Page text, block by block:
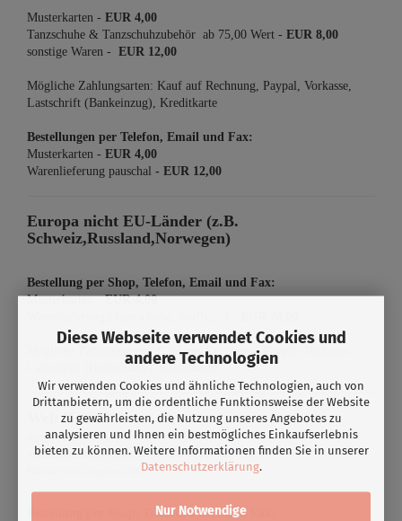
Diese Webseite verwendet Cookies und
andere Technologien
Wir verwenden Cookies und ähnliche Technologien, auch von
Drittanbietern, um die ordentliche Funktionsweise der Website
zu gewährleisten, die Nutzung unseres Angebotes zu
analysieren und Ihnen ein bestmögliches Einkaufserlebnis
bieten zu können. Weitere Informationen finden Sie in unserer
Datenschutzerklärung.
Nur Notwendige
Musterkarten - EUR 4,00
Tanzschuhe & Tanzschuhzubehör ab 75,00 Wert - EUR 8,00
sonstige Waren - EUR 12,00
Mögliche Zahlungsarten: Kauf auf Rechnung, Paypal, Vorkasse,
Lastschrift (Bankeinzug), Kreditkarte
Bestellungen per Telefon, Email und Fax:
Musterkarten - EUR 4,00
Warenlieferung pauschal - EUR 12,00
Europa nicht EU-Länder (z.B.
Schweiz,Russland,Norwegen)
Bestellung per Shop, Telefon, Email und Fax:
Musterkarten -EUR 4,00
Mögliche Zahlungsarten: Kauf auf Rechnung, Paypal, Vorkasse,
Lastschrift (Bankeinzug), Kreditkarte
Welt Zone 3
Ägypten, Algerien, Armenien, Aserbaidschan, Israel,
Jordanien, Kanada, Kasachstan, Libanon, Libyen, Marokko,
Palästine, Syrien, Tunesien, USA,
Telefon, Email und Fax: